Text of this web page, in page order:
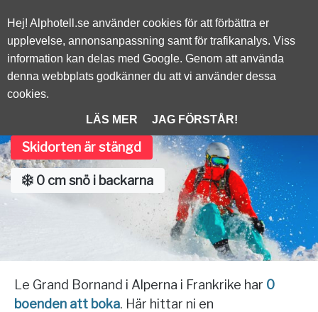
Alphotell.se
FRANKRIKE/
Le Grand Bornand
Skidorten är stängd
0 cm snö i backarna
Le Grand Bornand i Alperna i Frankrike har 0
boenden att boka. Här hittar ni en
Hej! Alphotell.se använder cookies för att förbättra er
upplevelse, annonsanpassning samt för trafikanalys. Viss
information kan delas med Google. Genom att använda
denna webbplats godkänner du att vi använder dessa
cookies.
LÄS MER JAG FÖRSTÅR!